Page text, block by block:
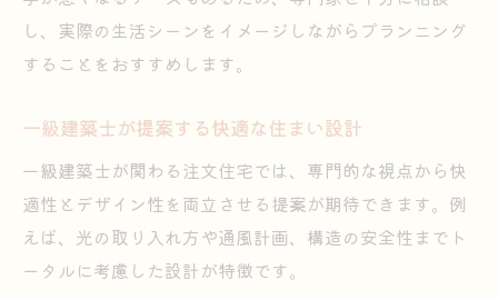
し、実際の生活シーンをイメージしながらプランニング
することをおすすめします。
一級建築士が提案する快適な住まい設計
一級建築士が関わる注文住宅では、専門的な視点から快
適性とデザイン性を両立させる提案が期待できます。例
えば、光の取り入れ方や通風計画、構造の安全性までト
ータルに考慮した設計が特徴です。